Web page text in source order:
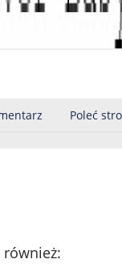
Poleć
również: